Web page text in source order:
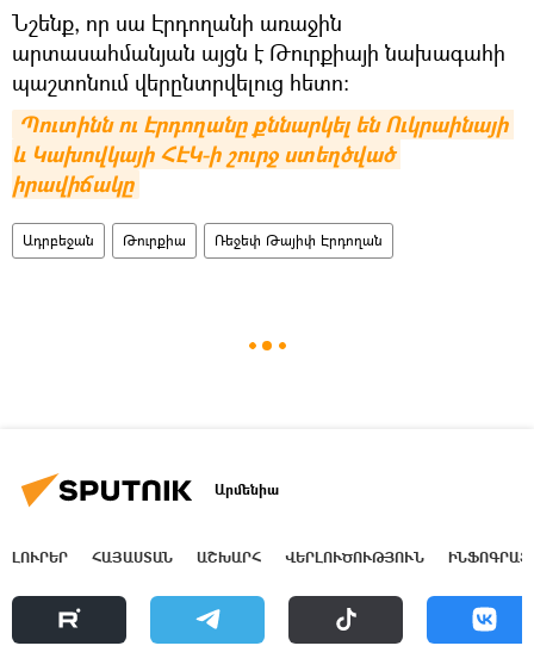
Նշենք, որ սա Էրդողանի առաջին
արտասահմանյան այցն է Թուրքիայի նախագահի
պաշտոնում վերընտրվելուց հետո:
Պուտինն ու Էրդողանը քննարկել են Ուկրաինայի
և Կախովկայի ՀԷԿ-ի շուրջ ստեղծված
իրավիճակը
Ադրբեջան Թուրքիա Ռեջեփ Թայիփ Էրդողան
Արմենիա
ԼՈՒՐԵՐ ՀԱՅԱՍՏԱՆ ԱՇԽԱՐՀ ՎԵՐԼՈՒԾՈՒԹՅՈՒՆ